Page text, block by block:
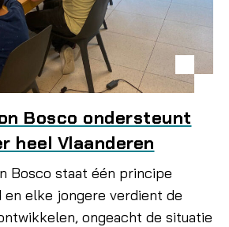
Bosco ondersteunt
heel Vlaanderen
Bosco staat één principe
elke jongere verdient de
ongeacht de situatie